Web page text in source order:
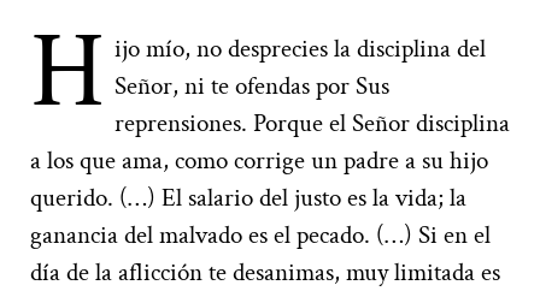
H ijo mío, no desprecies la disciplina del
Señor, ni te ofendas por Sus
reprensiones. Porque el Señor disciplina
a los que ama, como corrige un padre a su hijo
querido. (…) El salario del justo es la vida; la
ganancia del malvado es el pecado. (…) Si en el
día de la aflicción te desanimas, muy limitada es